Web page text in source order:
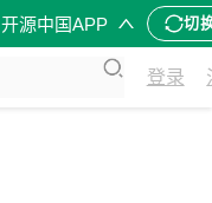
开源中国APP 切
登录